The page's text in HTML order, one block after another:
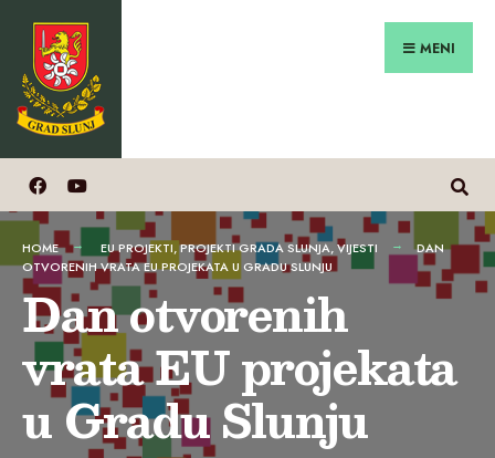
Preskoči
sadržaj
MENI
HOME EU PROJEKTI,PROJEKTI GRADA SLUNJA,VIJESTI
DAN
OTVORENIH VRATA EU PROJEKATA U GRADU SLUNJU
Dan otvorenih
vrata EU projekata
u Gradu Slunju
for: